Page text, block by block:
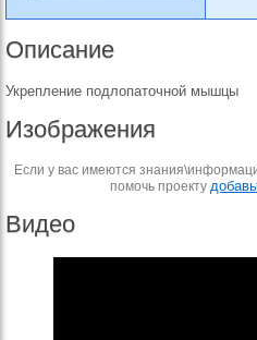
Описание
Укрепление подлопаточной мышцы
Изображения
Если у вас имеются
помочь проекту
Видео